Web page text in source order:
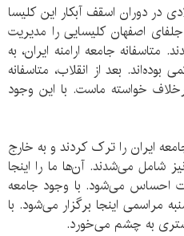
کرد: در سال 1953 میلادی در دوران اسقف آبکار این کلیسا
اصفهان کلیسایی را مدیریت
متاسفانه جامعه ارامنه ایران، به
بعد از انقلاب، متاسفانه
خواسته ماست. با این وجود
ایران را ترک کردند و به خارج
شامل می‌شدند. آن‌ها ما را اینجا
احساس می‌شود. با وجود جامعه
مراسمی اینجا برگزار می‌شود. با
به چشم می‌خورد.